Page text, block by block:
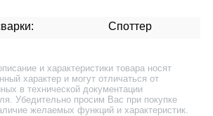
Споттер
и характеристики товара носят
характер и могут отличаться от
в технической документации
Убедительно просим Вас при покупке
желаемых функций и характеристик.